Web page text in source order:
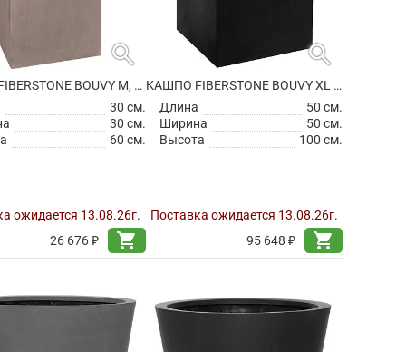
search
КАШПО FIBERSTONE BOUVY M, TAUPE
30 см.
30 см.
60 см.
ожидается 13.08.26г.
26 676 ₽
shopping_cart
search
КАШПО FIBERSTONE BOUVY XL BLACK
Длина
50 см.
Ширина
50 см.
Высота
100 см.
Поставка ожидается 13.08.26г.
95 648 ₽
shopping_cart